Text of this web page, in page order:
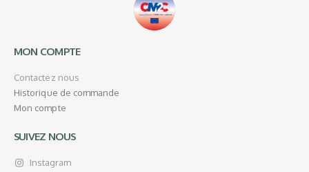
MON COMPTE
Contactez nous
Historique de commande
Mon compte
SUIVEZ NOUS
Instagram